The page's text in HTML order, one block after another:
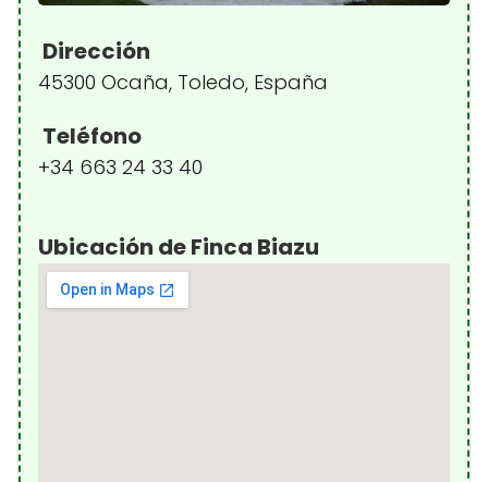
Dirección
45300 Ocaña, Toledo, España
Teléfono
+34 663 24 33 40
Ubicación de Finca Biazu